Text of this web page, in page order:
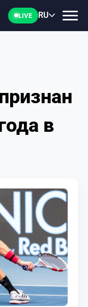
LIVE RU
в